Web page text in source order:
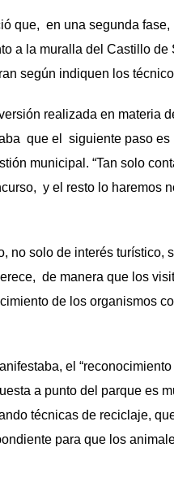
en una segunda fase,
a la muralla del Castillo de
según indiquen los
realizada en materia
que el siguiente paso es
municipal. “Tan solo
y el resto lo haremos
solo de interés turístico,
de manera que los
de los organismos
el “reconocimiento
a punto del parque es
técnicas de reciclaje,
para que los